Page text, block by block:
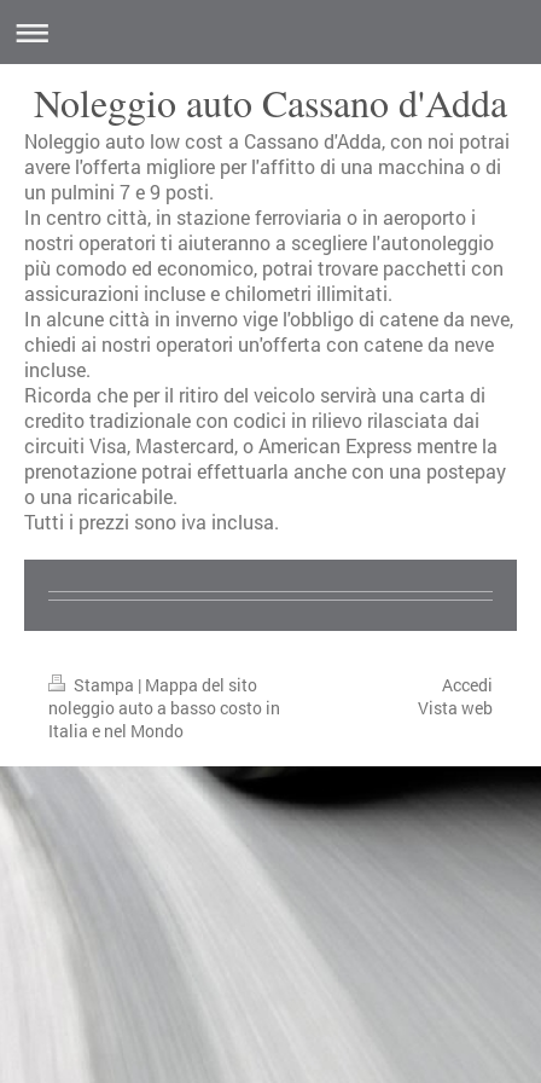
Noleggio auto Cassano d'Adda
Noleggio auto low cost a Cassano d'Adda, con noi potrai
avere l'offerta migliore per l'affitto di una macchina o di
un pulmini 7 e 9 posti.
In centro città, in stazione ferroviaria o in aeroporto i
nostri operatori ti aiuteranno a scegliere l'autonoleggio
più comodo ed economico, potrai trovare pacchetti con
assicurazioni incluse e chilometri illimitati.
In alcune città in inverno vige l'obbligo di catene da neve,
chiedi ai nostri operatori un'offerta con catene da neve
incluse.
Ricorda che per il ritiro del veicolo servirà una carta di
credito tradizionale con codici in rilievo rilasciata dai
circuiti Visa, Mastercard, o American Express mentre la
prenotazione potrai effettuarla anche con una postepay
o una ricaricabile.
Tutti i prezzi sono iva inclusa.
Stampa | Mappa del sito
noleggio auto a basso costo in
Italia e nel Mondo
Accedi
Vista web